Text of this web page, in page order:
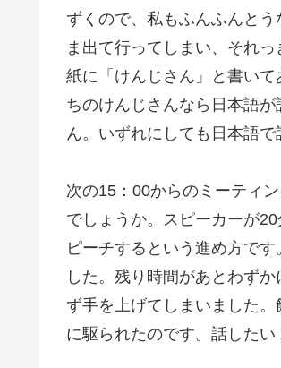
ずくので、私もふんふんと
ま出て行ってしまい、それ
紙に「けんじさん」と書い
ちのけんじさんなら日本語
ん。いずれにしても日本語
次の15：00からのミーティ
でしょうか。スピーカーが
ピーチするという進め方で
した。残り時間があとわず
ず手を上げてしまいました
に駆られたのです。話したい